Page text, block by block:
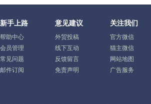
新手上路
帮助中心
会员管理
常见问题
邮件订阅
意见建议
外贸投稿
线下互动
反馈留言
免责声明
关注我们
官方微信
猫主微信
网站地图
广告服务